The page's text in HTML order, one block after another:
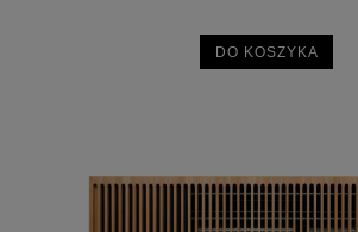
DO KOSZYKA